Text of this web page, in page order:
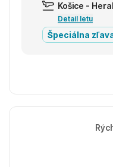
Košice -
Detail letu
Špeciálna